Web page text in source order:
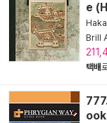
e
Brill
택배